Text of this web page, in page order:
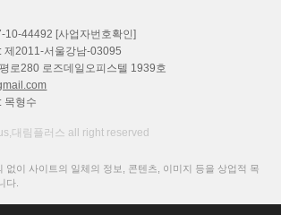
10-44492 [사업자번호확인]
제2011-서울강남-03095
로280 로즈데일오피스텔 1939호
목형수
대림플러스 all right reserved
없이 사이트의 일체의 정보, 콘텐츠, 이미지 등을 상업적 목
다.